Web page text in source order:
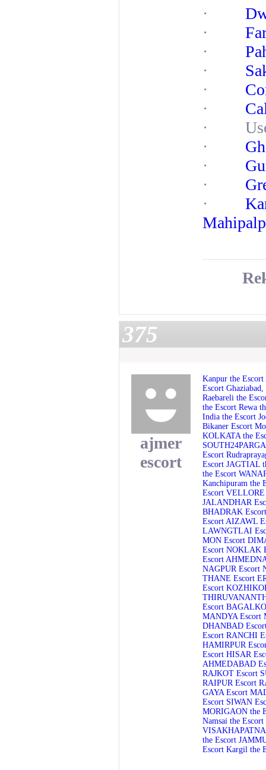
·
·
·
·
·
·
·
·
·
·
·
375
ajmer
escort
Kanpur the Escort
Escort
Raebareli the
the Escort Rewa
India the Escort
Bikaner Escort
KOLKATA the
Escort
Escort JAGTIAL
the Escort
Kanchipuram the
Escort VELLORE
JALANDHAR
BHADRAK Escort
Escort AIZAWL
LAWNGTLAI
MON Escort
Escort NOKLAK
Escort
NAGPUR Escort
THANE Escort
Escort
Escort
MANDYA Escort
DHANBAD
Escort RANCHI
HAMIRPUR
Escort HISAR
AHMEDABAD
RAJKOT Escort
RAIPUR Escort
GAYA Escort
Escort SIWAN
MORIGAON the
Namsai the Escort
the Escort
Escort Kargil the